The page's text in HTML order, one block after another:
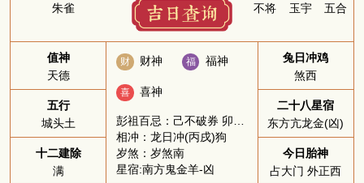
朱雀
不将
玉宇 五合
值神
天德
五行
城头土
十二建除
满
财 财神 福 福神
喜 喜神
彭祖百忌：己不破券 卯不穿井
相冲：龙日冲(丙戌)狗
岁煞：岁煞南
星宿:南方鬼金羊-凶
兔日冲鸡
煞西
二十八星宿
东方亢龙金(凶)
今日胎神
占大门 外正西